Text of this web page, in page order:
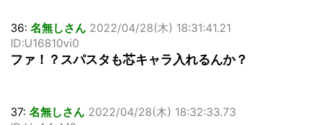
36: 名無しさん 2022/04/28(木) 18:31:41.21
ID:U16810vi0
ファ！？スパスタも芯キャラ入れるんか？
37: 名無しさん 2022/04/28(木) 18:32:33.73